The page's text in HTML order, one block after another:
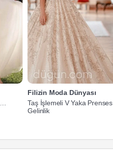
Filizin Moda Dünyası
Taş İşlemeli V Yaka Prenses
Gelinlik